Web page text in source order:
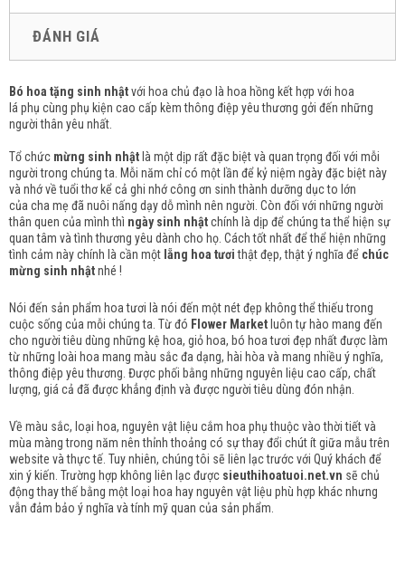
ĐÁNH GIÁ
Bó hoa tặng sinh nhậtvới hoa chủ đạo là hoa hồng kết hợp với hoa
lá phụ cùng phụ kiện cao cấp kèm thông điệp yêu thương gởi đến những
người thân yêu nhất.
Tổ chức mừng sinh nhật là một dịp rất đặc biệt và quan trọng đối với mỗi
người trong chúng ta. Mỗi năm chỉ có một lần để kỷ niệm ngày đặc biệt này
và nhớ về tuổi thơ kể cả ghi nhớ công ơn sinh thành dưỡng dục to lớn
của cha mẹ đã nuôi nấng dạy dỗ mình nên người. Còn đối với những người
thân quen của mình thì ngày sinh nhậtchính là dịp để chúng ta thể hiện sự
quan tâm và tình thương yêu dành cho họ. Cách tốt nhất để thể hiện những
tình cảm này chính là cần một lẵng hoa tươithật đẹp, thật ý nghĩa để chúc
mừng sinh nhậtnhé !
Nói đến sản phẩm hoa tươi là nói đến một nét đẹp không thể thiếu trong
cuộc sống của mỗi chúng ta. Từ đó Flower Market luôn tự hào mang đến
cho người tiêu dùng những kệ hoa, giỏ hoa, bó hoa tươi đẹp nhất được làm
từ những loài hoa mang màu sắc đa dạng, hài hòa và mang nhiều ý nghĩa,
thông điệp yêu thương. Được phối bằng những nguyên liệu cao cấp, chất
lượng, giá cả đã được khẳng định và được người tiêu dùng đón nhận.
Về màu sắc, loại hoa, nguyên vật liệu cắm hoa phụ thuộc vào thời tiết và
mùa màng trong năm nên thỉnh thoảng có sự thay đổi chút ít giữa mẫu trên
website và thực tế. Tuy nhiên, chúng tôi sẽ liên lạc trước với Quý khách để
xin ý kiến. Trường hợp không liên lạc được sieuthihoatuoi.net.vn sẽ chủ
động thay thế bằng một loại hoa hay nguyên vật liệu phù hợp khác nhưng
vẫn đảm bảo ý nghĩa và tính mỹ quan của sản phẩm.